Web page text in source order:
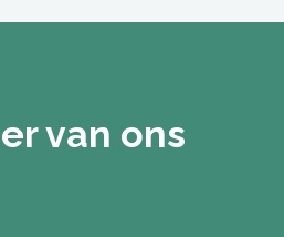
van ons